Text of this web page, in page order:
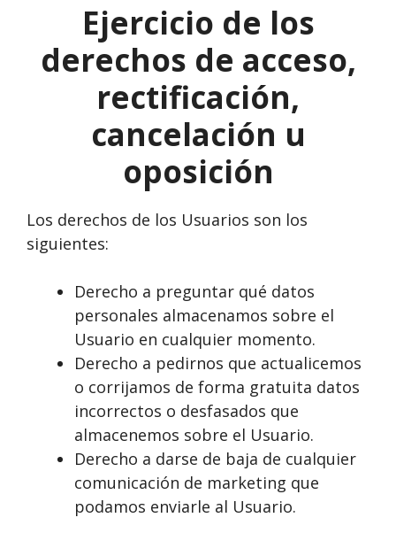
Ejercicio de los
derechos de acceso,
rectificación,
cancelación u
oposición
Los derechos de los Usuarios son los
siguientes:
Derecho a preguntar qué datos
personales almacenamos sobre el
Usuario en cualquier momento.
Derecho a pedirnos que actualicemos
o corrijamos de forma gratuita datos
incorrectos o desfasados que
almacenemos sobre el Usuario.
Derecho a darse de baja de cualquier
comunicación de marketing que
podamos enviarle al Usuario.